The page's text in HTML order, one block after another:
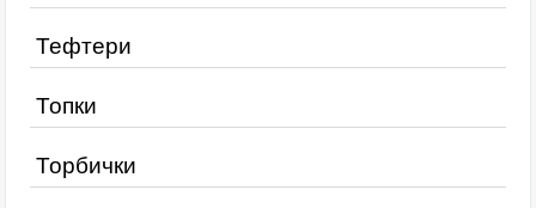
Тефтери
Топки
Торбички